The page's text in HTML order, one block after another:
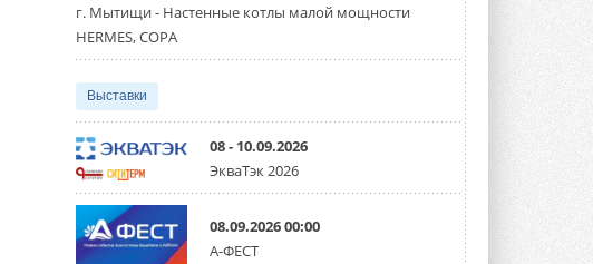
г. Мытищи - Настенные котлы малой мощности
HERMES, COPA
Выставки
08 - 10.09.2026
ЭкваТэк 2026
08.09.2026 00:00
А-ФЕСТ